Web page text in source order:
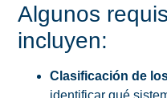
Algunos
incluyen:
Clasificación de
identificar qué